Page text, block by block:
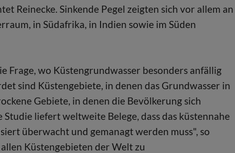
Reinecke. Sinkende Pegel zeigten sich vor allem an
in Südafrika, in Indien sowie im Süden
wo Küstengrundwasser besonders anfällig
sind Küstengebiete, in denen das Grundwasser in
Gebiete, in denen die Bevölkerung sich
liefert weltweite Belege, dass das küstennahe
überwacht und gemanagt werden muss", so
Küstengebieten der Welt zu